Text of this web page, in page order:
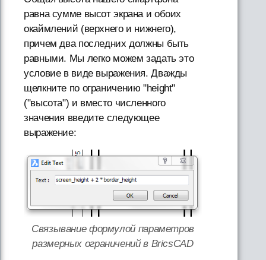
равна сумме высот экрана и обоих
окаймлений (верхнего и нижнего),
причем два последних должны быть
равными. Мы легко можем задать это
условие в виде выражения. Дважды
щелкните по ограничению "height"
("высота") и вместо численного
значения введите следующее
выражение:
Связывание формулой параметров
размерных ограничений в BricsCAD